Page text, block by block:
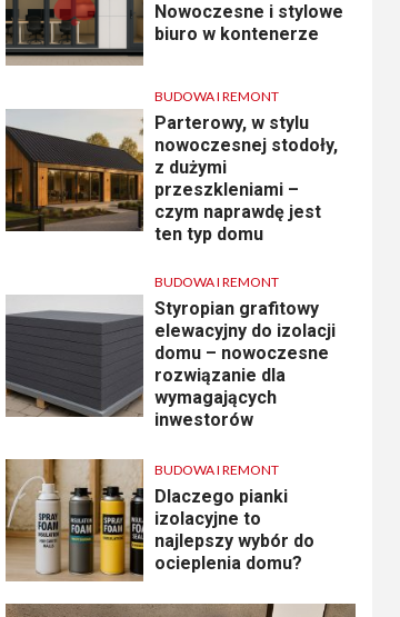
Nowoczesne i stylowe
biuro w kontenerze
BUDOWA I REMONT
Parterowy, w stylu
nowoczesnej stodoły,
z dużymi
przeszkleniami –
czym naprawdę jest
ten typ domu
BUDOWA I REMONT
Styropian grafitowy
elewacyjny do izolacji
domu – nowoczesne
rozwiązanie dla
wymagających
inwestorów
BUDOWA I REMONT
Dlaczego pianki
izolacyjne to
najlepszy wybór do
ocieplenia domu?